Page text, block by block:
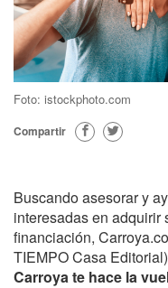
Foto: istockphoto.com
Compartir
Buscando asesorar y
interesadas en adquirir
financiación,
TIEMPO Casa
Carroya te hace la